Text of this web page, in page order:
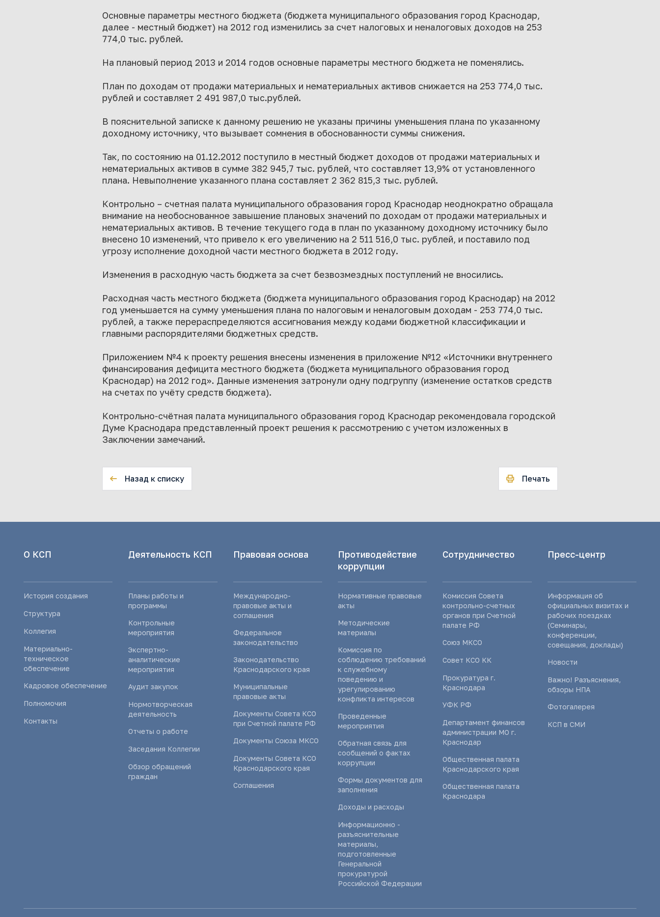
Основные параметры местного бюджета (бюджета муниципального образования город Краснодар,
далее - местный бюджет) на 2012 год изменились за счет налоговых и неналоговых доходов на 253
774,0 тыс. рублей.
На плановый период 2013 и 2014 годов основные параметры местного бюджета не поменялись.
План по доходам от продажи материальных и нематериальных активов снижается на 253 774,0 тыс.
рублей и составляет 2 491 987,0 тыс.рублей.
В пояснительной записке к данному решению не указаны причины уменьшения плана по указанному
доходному источнику, что вызывает сомнения в обоснованности суммы снижения.
Так, по состоянию на 01.12.2012 поступило в местный бюджет доходов от продажи материальных и
нематериальных активов в сумме 382 945,7 тыс. рублей, что составляет 13,9% от установленного
плана. Невыполнение указанного плана составляет 2 362 815,3 тыс. рублей.
Контрольно – счетная палата муниципального образования город Краснодар неоднократно обращала
внимание на необоснованное завышение плановых значений по доходам от продажи материальных и
нематериальных активов. В течение текущего года в план по указанному доходному источнику было
внесено 10 изменений, что привело к его увеличению на 2 511 516,0 тыс. рублей, и поставило под
угрозу исполнение доходной части местного бюджета в 2012 году.
Изменения в расходную часть бюджета за счет безвозмездных поступлений не вносились.
Расходная часть местного бюджета (бюджета муниципального образования город Краснодар) на 2012
год уменьшается на сумму уменьшения плана по налоговым и неналоговым доходам - 253 774,0 тыс.
рублей, а также перераспределяются ассигнования между кодами бюджетной классификации и
главными распорядителями бюджетных средств.
Приложением №4 к проекту решения внесены изменения в приложение №12 «Источники внутреннего
финансирования дефицита местного бюджета (бюджета муниципального образования город
Краснодар) на 2012 год». Данные изменения затронули одну подгруппу (изменение остатков средств
на счетах по учёту средств бюджета).
Контрольно-счётная палата муниципального образования город Краснодар рекомендовала городской
Думе Краснодара представленный проект решения к рассмотрению с учетом изложенных в
Заключении замечаний.
Назад к списку Печать
О КСП
История создания
Структура
Коллегия
Материально-
техническое
обеспечение
Кадровое обеспечение
Полномочия
Контакты
Деятельность КСП
Планы работы и
программы
Контрольные
мероприятия
Экспертно-
аналитические
мероприятия
Аудит закупок
Нормотворческая
деятельность
Отчеты о работе
Заседания Коллегии
Обзор обращений
граждан
Правовая основа
Международно-
правовые акты и
соглашения
Федеральное
законодательство
Законодательство
Краснодарского края
Муниципальные
правовые акты
Документы Совета КСО
при Счетной палате РФ
Документы Союза МКСО
Документы Совета КСО
Краснодарского края
Соглашения
Противодействие
коррупции
Нормативные правовые
акты
Методические
материалы
Комиссия по
соблюдению требований
к служебному
поведению и
урегулированию
конфликта интересов
Проведенные
мероприятия
Обратная связь для
сообщений о фактах
коррупции
Формы документов для
заполнения
Доходы и расходы
Информационно -
разъяснительные
материалы,
подготовленные
Генеральной
прокуратурой
Российской Федерации
Сотрудничество
Комиссия Совета
контрольно-счетных
органов при Счетной
палате РФ
Союз МКСО
Совет КСО КК
Прокуратура г.
Краснодара
УФК РФ
Департамент финансов
администрации МО г.
Краснодар
Общественная палата
Краснодарского края
Общественная палата
Краснодара
Пресс-центр
Информация об
официальных визитах и
рабочих поездках
(Семинары,
конференции,
совещания, доклады)
Новости
Важно! Разъяснения,
обзоры НПА
Фотогалерея
КСП в СМИ